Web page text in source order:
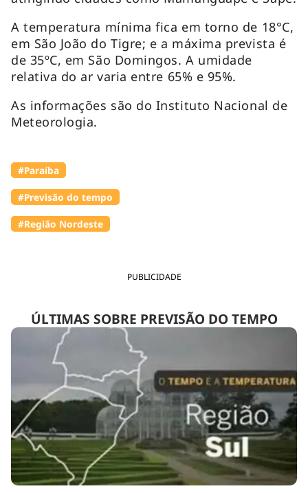
PUBLICIDADE
ÚLTIMAS SOBRE PREVISÃO DO TEMPO
A temperatura mínima fica em torno de 18°C,
em São João do Tigre; e a máxima prevista é
de 35ºC, em São Domingos. A umidade
relativa do ar varia entre 65% e 95%.
As informações são do Instituto Nacional de
Meteorologia.
#Paraíba
#Previsão do tempo
#Região Nordeste